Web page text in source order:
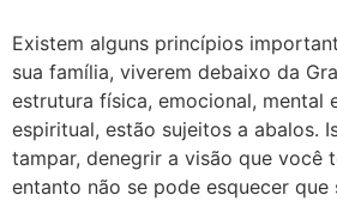
Existem alguns princípios
sua família, viverem debaixo da
estrutura física, emocional, mental
espiritual, estão sujeitos a abalos.
tampar, denegrir a visão que você
entanto não se pode esquecer